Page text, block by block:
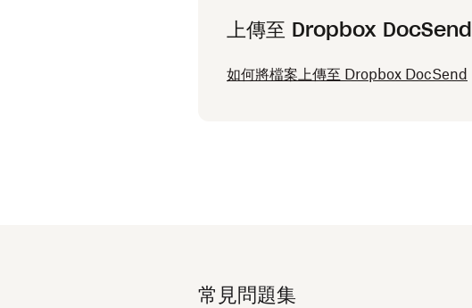
上傳至 Dropbox DocSend
如何將檔案上傳至 Dropbox DocSend
常見問題集